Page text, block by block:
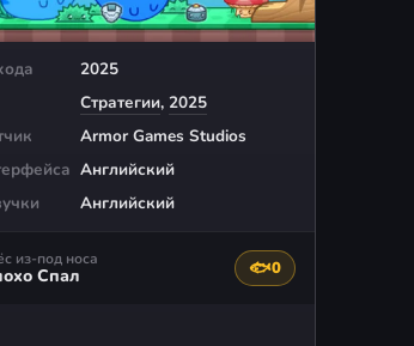
2025
Стратегии, 2025
Armor Games Studios
Английский
Английский
из-под носа
Спал 🐟0
Поблагодарить